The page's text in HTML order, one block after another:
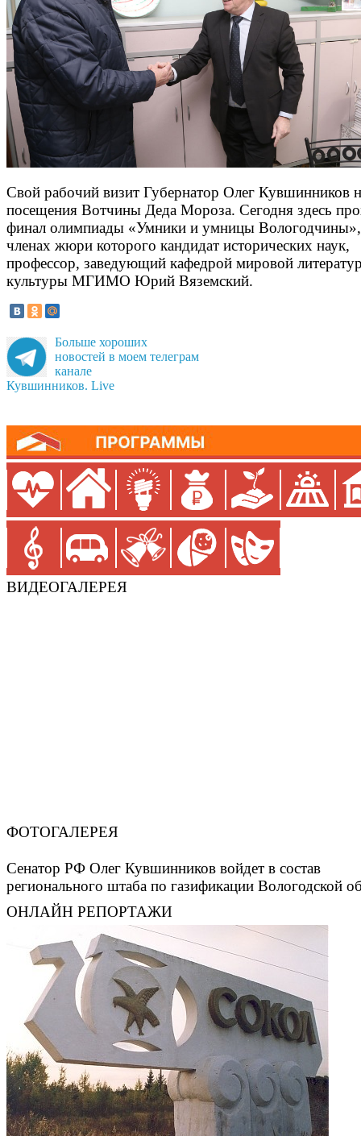
Свой рабочий визит Губернатор Олег Кувшинников
посещения Вотчины Деда Мороза. Сегодня здесь
финал олимпиады «Умники и умницы
членах жюри которого кандидат исторических наук,
профессор, заведующий кафедрой мировой
культуры МГИМО Юрий Вяземский.
Больше хороших
новостей в моем телеграм
канале
Кувшинников. Live
ВИДЕОГАЛЕРЕЯ
ФОТОГАЛЕРЕЯ
Сенатор РФ Олег Кувшинников войдет в состав
регионального штаба по газификации Вологодской
ОНЛАЙН РЕПОРТАЖИ